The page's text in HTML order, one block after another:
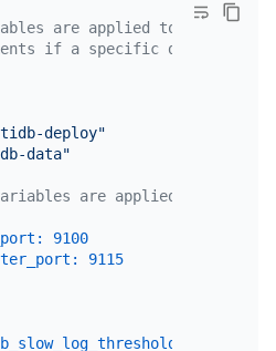
are applied to all
if a specific deployment
deploy"
data"
are applied to all the
9100
9115